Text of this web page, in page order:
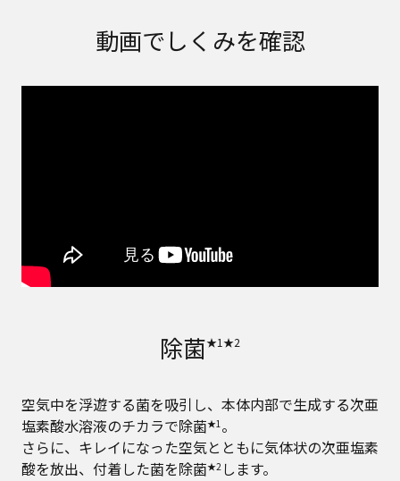
動画でしくみを確認
除菌★1★2
空気中を浮遊する菌を吸引し、本体内部で生成する次亜
塩素酸水溶液のチカラで除菌★1。
さらに、キレイになった空気とともに気体状の次亜塩素
酸を放出、付着した菌を除菌★2 します。